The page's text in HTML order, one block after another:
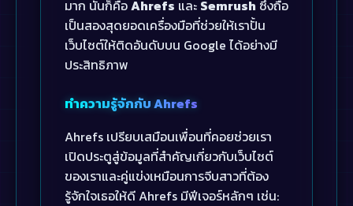
มาก นั่นก็คือAhrefs และ Semrush ซึ่งถือ
เป็นสองสุดยอดเครื่องมือที่ช่วยให้เราปั้น
เว็บไซต์ให้ติดอันดับบน Google ได้อย่างมี
ประสิทธิภาพ
ทำความรู้จักกับ Ahrefs
Ahrefs เปรียบเสมือนเพื่อนที่คอยช่วยเรา
เปิดประตูสู่ข้อมูลที่สำคัญเกี่ยวกับเว็บไซต์
ของเราและคู่แข่งเหมือนการจีบสาวที่ต้อง
รู้จักใจเธอให้ดี Ahrefs มีฟีเจอร์หลักๆ เช่น: